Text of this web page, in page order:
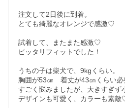
注文して2日後に到着。
とても綺麗なオレンジで感激♡
試着して、またまた感激♡
ピッタリフィットでした！
うちの子は柴犬で、9kgくらい。
胸囲が53㎝　着丈が43㎝くらい
すごく悩みましたが、大きすぎず
デザインも可愛く、カラーも素